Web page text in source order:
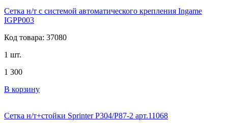
Сетка н/т с системой автоматического крепления Ingame
IGPP003
Код товара: 37080
1 шт.
1 300
В корзину
Сетка н/т+стойки Sprinter P304/P87-2 арт.11068